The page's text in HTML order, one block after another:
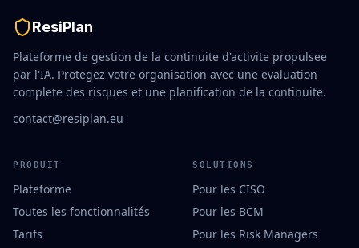
ResiPlan
Plateforme de gestion de la continuite d'activite propulsee
par l'IA. Protegez votre organisation avec une evaluation
complete des risques et une planification de la continuite.
contact@resiplan.eu
PRODUIT
Plateforme
Toutes les fonctionnalités
Tarifs
SOLUTIONS
Pour les CISO
Pour les BCM
Pour les Risk Managers